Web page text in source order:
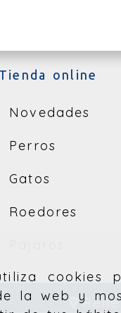
cookies
la web y
Tienda online
Novedades
Perros
Gatos
Roedores